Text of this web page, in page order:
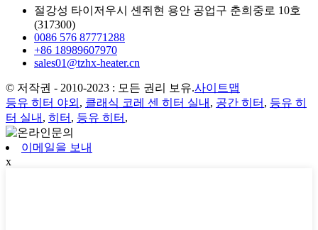
절강성 타이저우시 셴쥐현 용안 공업구 춘희중로 10호
(317300)
0086 576 87771288
+86 18989607970
sales01@tzhx-heater.cn
© 저작권 - 2010-2023 : 모든 권리 보유.사이트맵
등유 히터 야외 , 클래식 코레 센 히터 실내 , 공간 히터 , 등유 히
터 실내 , 히터 , 등유 히터 ,
이메일을 보내
x